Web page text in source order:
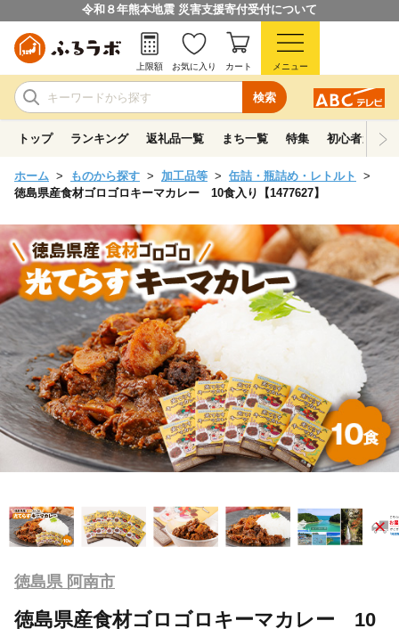
令和８年熊本地震 災害支援寄付受付について
検索
上限額 お気に入り カート メニュー
トップ ランキング 返礼品一覧 まち一覧 特集 初心者ガイド
ホーム ものから探す 加工品等
缶詰・瓶詰め・レトルト
徳島県産食材ゴロゴロキーマカレー 10食入り【1477627】
徳島県 阿南市
徳島県産食材ゴロゴロキーマカレー 10